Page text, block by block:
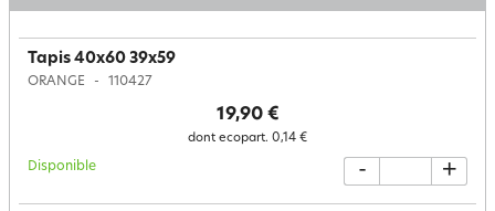
Tapis 40x60 39x59
ORANGE 110427
19,90 €
dont ecopart. 0,14 €
Disponible - +